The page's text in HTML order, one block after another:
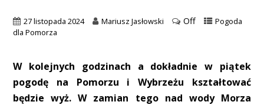
27 listopada 2024 Mariusz Jasłowski Off
Pogoda
dla Pomorza
W kolejnych godzinach a dokładnie w piątek
pogodę na Pomorzu i Wybrzeżu kształtować
będzie wyż. W zamian tego nad wody Morza